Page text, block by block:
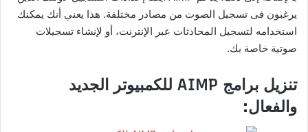
يرغبون فى تسجيل الصوت من مصادر مختلفة. هذا يعني أنك يمكنك
استخدامه لتسجيل المحادثات عبر الإنترنت، أو لإنشاء تسجيلات
صوتية خاصة بك.
تنزيل برامج AIMP للكمبيوتر الجديد
والفعال: